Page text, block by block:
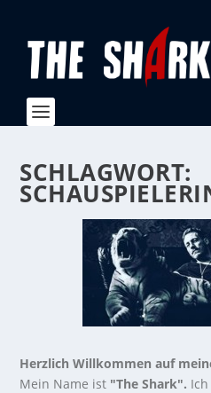
SCHLAGWORT:
Herzlich Willkommen auf
Mein Name ist "The Shark".